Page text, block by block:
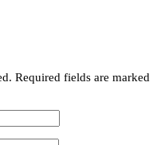
Required fields are marked